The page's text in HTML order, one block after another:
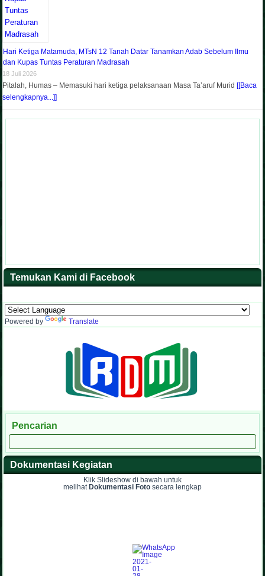
Hari Ketiga Matamuda, MTsN 12 Tanah Datar Tanamkan Adab Sebelum Ilmu
dan Kupas Tuntas Peraturan Madrasah
18 Juli 2026
Pitalah, Humas – Memasuki hari ketiga pelaksanaan Masa Ta’aruf Murid [[Baca
selengkapnya...]]
Temukan Kami di Facebook
Powered by Translate
Pencarian
Dokumentasi Kegiatan
Klik Slideshow di bawah untuk
melihat Dokumentasi Foto secara lengkap